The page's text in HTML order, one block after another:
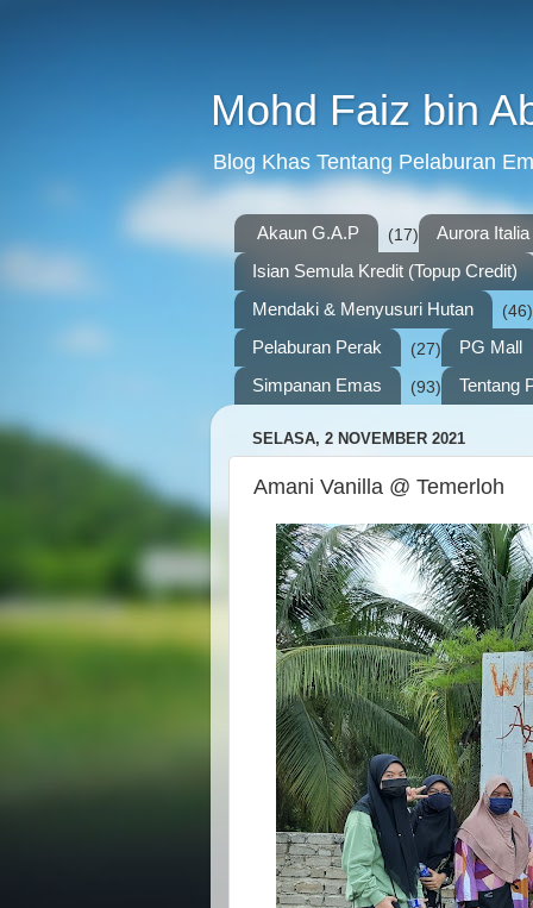
Mohd Faiz bin
Blog Khas Tentang Pelaburan
Akaun G.A.P (17)
Aurora Italia
Isian Semula Kredit (Topup Credit)
Mendaki & Menyusuri Hutan
(46)
Pelaburan Perak (27)
PG Mall
Simpanan Emas
(93) Tentang
SELASA, 2 NOVEMBER 2021
Amani Vanilla @ Temerloh